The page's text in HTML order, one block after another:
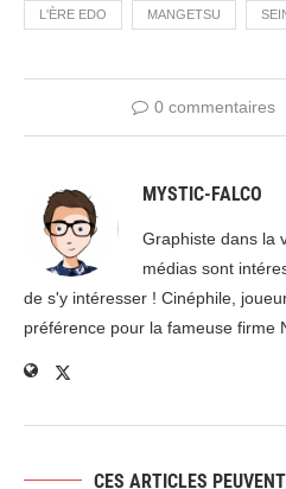
L'ÈRE EDO MANGETSU
0 commentaires
MYSTIC-FALCO
Graphiste dans la
médias sont
de s'y intéresser ! Cinéphile,
préférence pour la fameuse firme
CES ARTICLES